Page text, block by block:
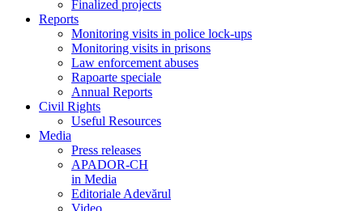
Finalized projects
Reports
Monitoring visits in police lock-ups
Monitoring visits in prisons
Law enforcement abuses
Rapoarte speciale
Annual Reports
Civil Rights
Useful Resources
Media
Press releases
APADOR-CH
in Media
Editoriale Adevărul
Video